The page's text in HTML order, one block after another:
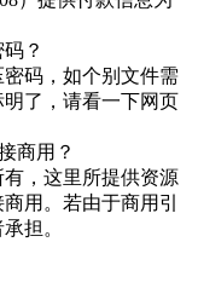
？
码，如个别文件需
了，请看一下网页
商用？
，这里所提供资源
用。若由于商用引
担。